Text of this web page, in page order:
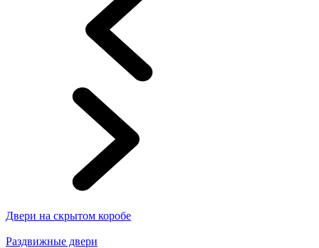
Двери на скрытом коробе
Раздвижные двери